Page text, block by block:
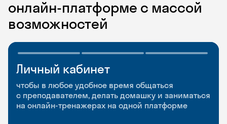
онлайн-платформе с массой
возможностей
Личный кабинет
чтобы в любое удобное время общаться
с преподавателем, делать домашку и заниматься
на онлайн-тренажерах на одной платформе
Мобильное
приложение
чтобы заниматься и изучать новые слова где
и когда удобно
Разговорные клубы
и Talks
Групповые занятия для разговорной практики
и индивидуальные встречи с преподавателями